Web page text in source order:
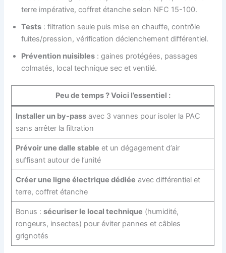
terre impérative, coffret étanche selon NFC 15-100.
Tests : filtration seule puis mise en chauffe, contrôle
fuites/pression, vérification déclenchement différentiel.
Prévention nuisibles : gaines protégées, passages
colmatés, local technique sec et ventilé.
Peu de temps ? Voici l’essentiel :
Installer un by-passavec 3 vannes pour isoler la PAC
sans arrêter la filtration
Prévoir une dalle stable et un dégagement d’air
suffisant autour de l’unité
Créer une ligne électrique dédiée avec différentiel et
terre, coffret étanche
Bonus : sécuriser le local technique (humidité,
rongeurs, insectes) pour éviter pannes et câbles
grignotés